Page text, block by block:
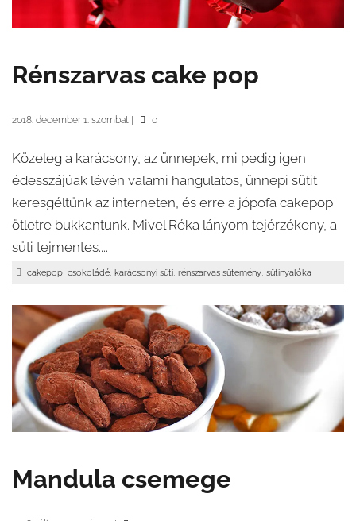
Rénszarvas cake pop
2018. december 1. szombat 0
Közeleg a karácsony, az ünnepek, mi pedig igen
édesszájúak lévén valami hangulatos, ünnepi sütit
keresgéltünk az interneten, és erre a jópofa cakepop
ötletre bukkantunk. Mivel Réka lányom tejérzékeny, a
süti tejmentes....
cakepop, csokoládé, karácsonyi süti, rénszarvas sütemény, sütinyalóka
Mandula csemege